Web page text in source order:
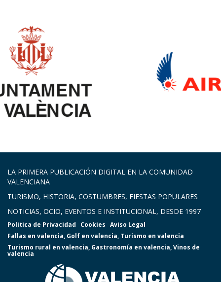
LA PRIMERA PUBLICACIÓN DIGITAL EN LA COMUNIDAD
VALENCIANA
TURISMO, HISTORIA, COSTUMBRES, FIESTAS POPULARES
NOTICIAS, OCIO, EVENTOS E INSTITUCIONAL, DESDE 1997
Politica de Privacidad Cookies Aviso Legal
Fallas en valencia, Golf en valencia, Turismo en valencia
Turismo rural en valencia, Gastronomía en valencia,Vinos de
valencia